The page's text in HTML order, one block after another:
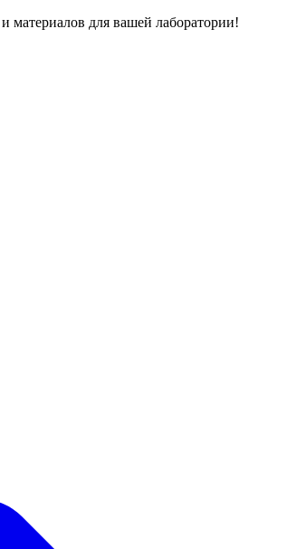
материалов для вашей лаборатории!